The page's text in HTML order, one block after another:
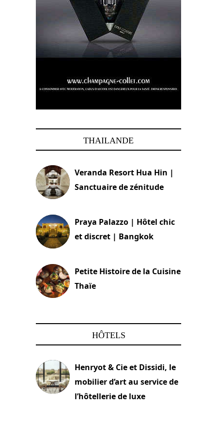
THAILANDE
Veranda Resort Hua Hin |
Sanctuaire de zénitude
Praya Palazzo | Hôtel chic
et discret | Bangkok
Petite Histoire de la Cuisine
Thaïe
HÔTELS
Henryot & Cie et Dissidi, le
mobilier d’art au service de
l’hôtellerie de luxe